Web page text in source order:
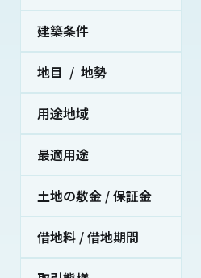
建築条件
地目 / 地勢
用途地域
最適用途
土地の敷金 / 保証金
借地料 / 借地期間